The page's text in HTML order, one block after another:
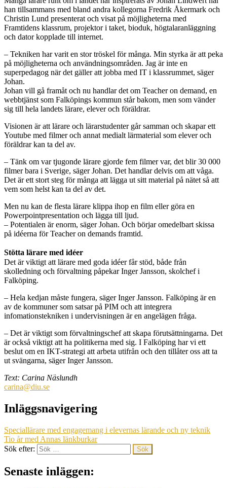
han tillsammans med bland andra kollegorna Fredrik Åkermark och
Christin Lund presenterat och visat på möjligheterna med
Framtidens klassrum, projektor i taket, bioduk, högtalaranläggning
och dator kopplade till internet.
– Tekniken har varit en stor tröskel för många. Min styrka är att peka
på möjligheterna och användningsområden. Jag är inte en
superpedagog när det gäller att jobba med IT i klassrummet, säger
Johan.
Johan vill gå framåt och nu handlar det om Teacher on demand, en
webbtjänst som Falköpings kommun står bakom, men som vänder
sig till hela landets lärare, elever och föräldrar.
Visionen är att lärare och lärarstudenter går samman och skapar ett
Youtube med filmer och annat medialt lärmaterial som elever och
föräldrar kan ta del av.
– Tänk om var tjugonde lärare gjorde fem filmer var, det blir 30 000
filmer bara i Sverige, säger Johan. Det handlar delvis om att våga.
Det är ett stort steg för många att lägga ut sitt material på nätet så att
vem som helst kan ta del av det.
Men nu kan de flesta lärare klippa ihop en film eller göra en
Powerpointpresentation och lägga till ljud.
– Potentialen är enorm, säger Johan. Och börjar omedelbart skissa
på idéerna för Teacher on demands framtid.
Stötta lärare med idéer
Det är viktigt att lärare med goda idéer får stöd, både från
skolledning och förvaltning påpekar Inger Jansson, skolchef i
Falköping.
– Hela kedjan måste fungera, säger Inger Jansson. Falköping är en
av de kommuner som satsar på PIM och att integrera
infomationstekniken i undervisningen är en angelägen fråga.
– Det är viktigt som förvaltningschef att skapa förutsättningarna. Det
är också viktigt att ha politikerna med sig. I Falköping har vi ett
beslut om en IKT-strategi att arbeta utifrån och den tillåter oss att ta
ut svängarna, säger Inger Jansson.
Text: Carina Näslundh
carina@diu.se
Inläggsnavigering
Speciallärare med engagemang i elevernas lärande och ny teknik
Tio år med Annas länkburkar
Sök efter:
Senaste inläggen: